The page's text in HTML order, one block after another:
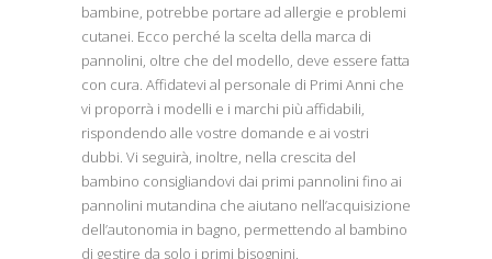
bambine, potrebbe portare ad allergie e problemi
cutanei. Ecco perché la scelta della marca di
pannolini, oltre che del modello, deve essere fatta
con cura. Affidatevi al personale di Primi Anni che
vi proporrà i modelli e i marchi più affidabili,
rispondendo alle vostre domande e ai vostri
dubbi. Vi seguirà, inoltre, nella crescita del
bambino consigliandovi dai primi pannolini fino ai
pannolini mutandina che aiutano nell’acquisizione
dell’autonomia in bagno, permettendo al bambino
di gestire da solo i primi bisognini.